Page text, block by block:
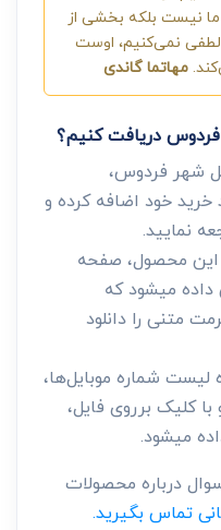
ما نیست بلکه بخشی از
لطفی نمی‌کنیم، اوست
مهاتما گاندی
فردوس دریافت کنیم؟
شهر فردوس،
خود اضافه کرده و
نمایید.
محصول، صفحه
میشود که
متنی را دانلود
شماره موبایل‌ها،
با کلیک برروی فایل،
میشود.
درباره محصولات
تماس بگیرید.